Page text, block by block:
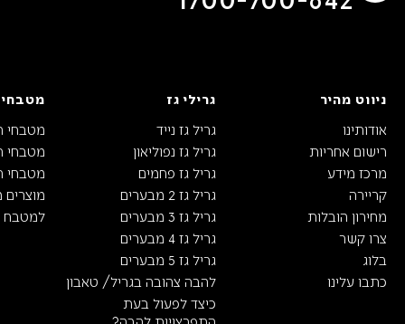
ניווט מהיר
אודותינו
רישום אחריות
מרכז מידע
קריירה
מחירון הובלות
צרו קשר
בלוג
כתבו עלינו
גרילי גז
גריל גז נייד
גריל גז נפוליאון
גריל גז פחמים
גריל גז 2 מבערים
גריל גז 3 מבערים
גריל גז 4 מבערים
גריל גז 5 מבערים
להבה צהובה בגריל/ טאבון
כיצד לפעול בעת
מטבחי
מטבחי
מטבחי
מטבחי
למטבח